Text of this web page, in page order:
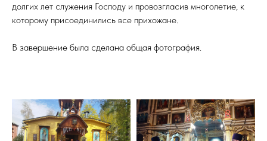
долгих лет служения Господу и провозгласив многолетие, к
которому присоединились все прихожане.
В завершение была сделана общая фотография.